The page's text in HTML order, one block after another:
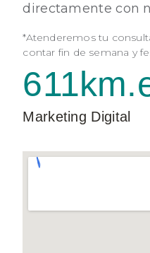
directamente con
*Atenderemos tu
contar fin de semana y
Marketing Digital